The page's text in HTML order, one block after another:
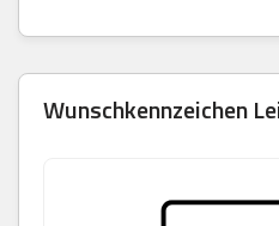
Wunschkennzeichen